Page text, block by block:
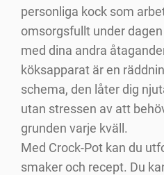
personliga kock som
omsorgsfullt under
med dina andra
köksapparat är en
schema, den låter dig
utan stressen av att
grunden varje kväll.
Med Crock-Pot kan du
smaker och recept. Du